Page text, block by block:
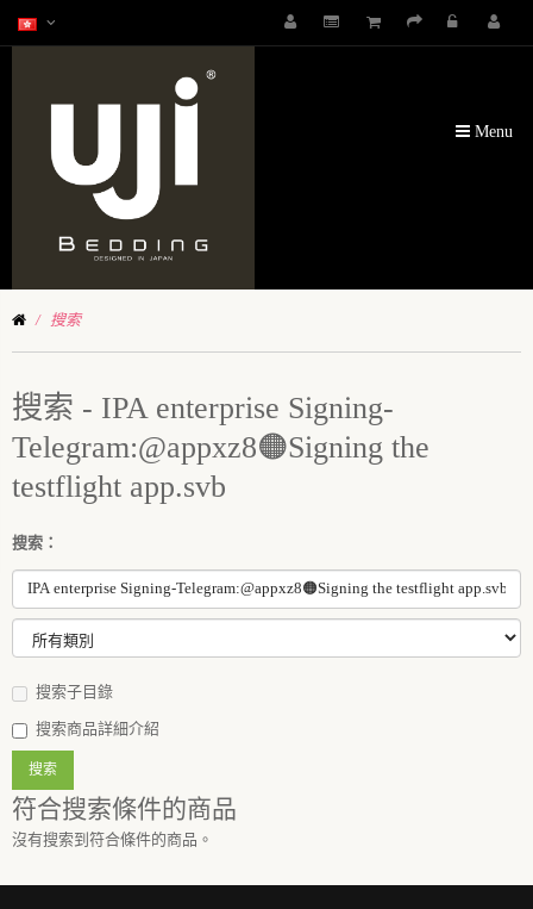
Menu
搜索
搜索 - IPA enterprise Signing-
Telegram:@appxz8🟠Signing the
testflight app.svb
搜索：
搜索子目錄
搜索商品詳細介紹
符合搜索條件的商品
沒有搜索到符合條件的商品。